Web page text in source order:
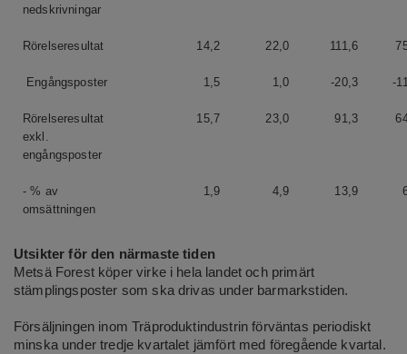
nedskrivningar
Rörelseresultat 14,2 22,0 111,6
Engångsposter 1,5 1,0 -20,3 -
Rörelseresultat
exkl.
engångsposter
15,7 23,0 91,3
- % av
omsättningen
1,9 4,9 13,9
Utsikter för den närmaste tiden
Metsä Forest köper virke i hela landet och primärt
stämplingsposter som ska drivas under barmarkstiden.
Försäljningen inom Träproduktindustrin förväntas periodiskt
minska under tredje kvartalet jämfört med föregående kvartal.